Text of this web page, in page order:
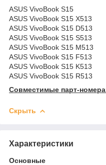
ASUS VivoBook S15
ASUS VivoBook S15 X513
ASUS VivoBook S15 D513
ASUS VivoBook S15 S513
ASUS VivoBook S15 M513
ASUS VivoBook S15 F513
ASUS VivoBook S15 K513
ASUS VivoBook S15 R513
Совместимые парт-
Скрыть
Характеристики
Основные